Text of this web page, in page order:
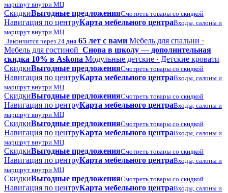
маршрут внутри МЦ
СкидкиВыгодные предложенияСмотреть товары со скидкой
Навигация по центруКарта мебельного центраВходы, салоны и
маршрут внутри МЦ
Закончится через 24 дня 65 лет с вами Мебель для спальни ·
Мебель для гостиной Снова в школу — дополнительная
скидка 10% в Askona Модульные детские · Детские кровати
СкидкиВыгодные предложенияСмотреть товары со скидкой
Навигация по центруКарта мебельного центраВходы, салоны и
маршрут внутри МЦ
СкидкиВыгодные предложенияСмотреть товары со скидкой
Навигация по центруКарта мебельного центраВходы, салоны и
маршрут внутри МЦ
СкидкиВыгодные предложенияСмотреть товары со скидкой
Навигация по центруКарта мебельного центраВходы, салоны и
маршрут внутри МЦ
СкидкиВыгодные предложенияСмотреть товары со скидкой
Навигация по центруКарта мебельного центраВходы, салоны и
маршрут внутри МЦ
СкидкиВыгодные предложенияСмотреть товары со скидкой
Навигация по центруКарта мебельного центраВходы, салоны и